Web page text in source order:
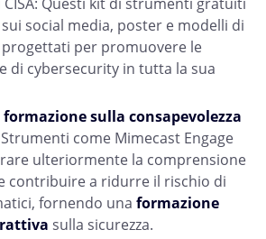
social media, poster e modelli di
per promuovere le
di cybersecurity in tutta la sua
sulla consapevolezza
come Mimecast Engage
ulteriormente la comprensione
contribuire a ridurre il rischio di
fornendo una formazione
sulla sicurezza.